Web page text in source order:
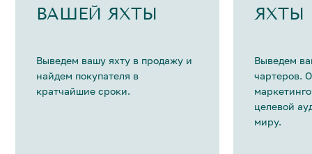
ВАШЕЙ ЯХТЫ
Выведем вашу яхту в продажу и
найдем покупателя в
кратчайшие сроки.
ЯХТЫ
Выведем
чартеров.
целевой
миру.